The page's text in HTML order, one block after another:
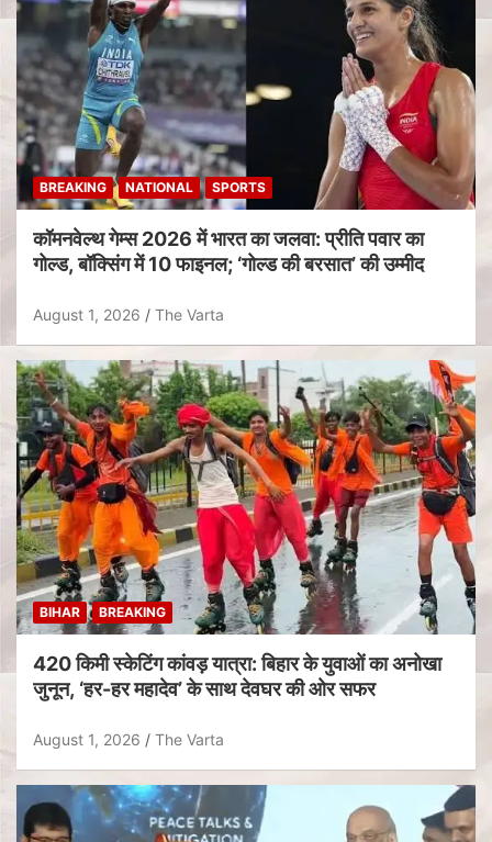
BREAKING NATIONAL SPORTS
कॉमनवेल्थ गेम्स 2026 में भारत का जलवा: प्रीति पवार का
गोल्ड, बॉक्सिंग में 10 फाइनल; ‘गोल्ड की बरसात’ की उम्मीद
August 1, 2026 The Varta
BIHAR BREAKING
420 किमी स्केटिंग कांवड़ यात्रा: बिहार के युवाओं का अनोखा
जुनून, ‘हर-हर महादेव’ के साथ देवघर की ओर सफर
August 1, 2026 The Varta